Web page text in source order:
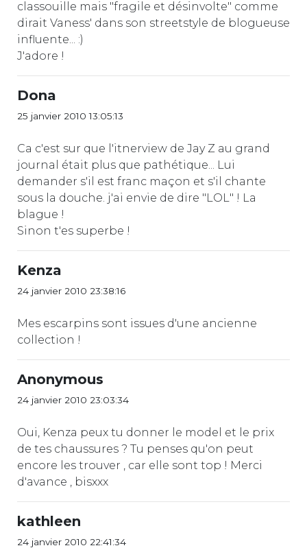
classouille mais "fragile et désinvolte" comme
dirait Vaness' dans son streetstyle de blogueuse
influente... :)
J'adore !
Dona
25 janvier 2010 13:05:13
Ca c'est sur que l'itnerview de Jay Z au grand
journal était plus que pathétique... Lui
demander s'il est franc maçon et s'il chante
sous la douche. j'ai envie de dire "LOL" ! La
blague !
Sinon t'es superbe !
Kenza
24 janvier 2010 23:38:16
Mes escarpins sont issues d'une ancienne
collection !
Anonymous
24 janvier 2010 23:03:34
Oui, Kenza peux tu donner le model et le prix
de tes chaussures ? Tu penses qu'on peut
encore les trouver , car elle sont top ! Merci
d'avance , bisxxx
kathleen
24 janvier 2010 22:41:34